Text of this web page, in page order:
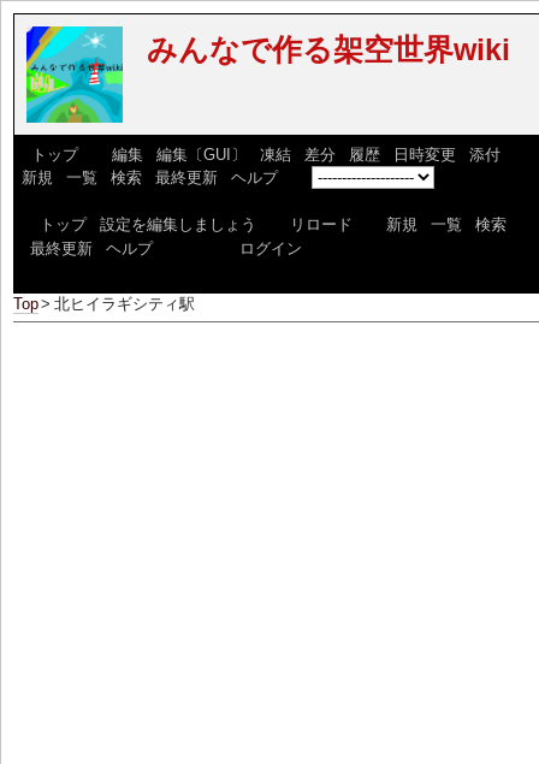
みんなで作る架空世界wiki
トップ] [ 編集| 編集〔GUI〕 凍結| 差分 履歴| 日時変更 添付] [
新規
一覧 検索| 最終更新| ヘルプ] [
トップ| 設定を編集しましょう リロード 新規 一覧 検索|
最終更新| ヘルプ] ログイン: ログイン
Top> 北ヒイラギシティ駅